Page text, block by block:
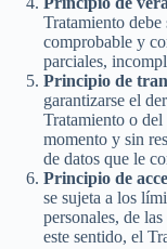
Tratamiento debe
comprobable y
parciales,
Principio de
garantizarse el
Tratamiento o
momento y sin
de datos que le
Principio de
se sujeta a los
personales, de
este sentido, el